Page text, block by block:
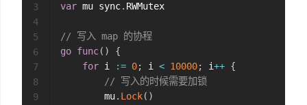
var mu sync. RWMutex
// 写入 map 的协程
go func( )
{
for i := 0; i < 10000; i++ {
// 写入的时候需要加锁
        mu
. Lock( )
3
4
5
6
7
8
9